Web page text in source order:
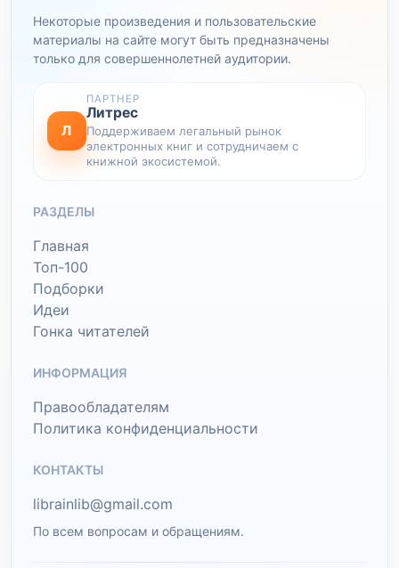
Некоторые произведения и пользовательские
материалы на сайте могут быть предназначены
только для совершеннолетней аудитории.
Л
ПАРТНЕР
Литрес
Поддерживаем легальный рынок
электронных книг и сотрудничаем с
книжной экосистемой.
РАЗДЕЛЫ
Главная
Топ-100
Подборки
Идеи
Гонка читателей
ИНФОРМАЦИЯ
Правообладателям
Политика конфиденциальности
КОНТАКТЫ
librainlib@gmail.com
По всем вопросам и обращениям.